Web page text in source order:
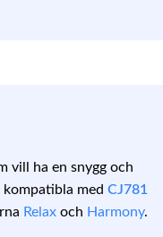
vill ha en snygg och
med CJ781
Relax och Harmony.